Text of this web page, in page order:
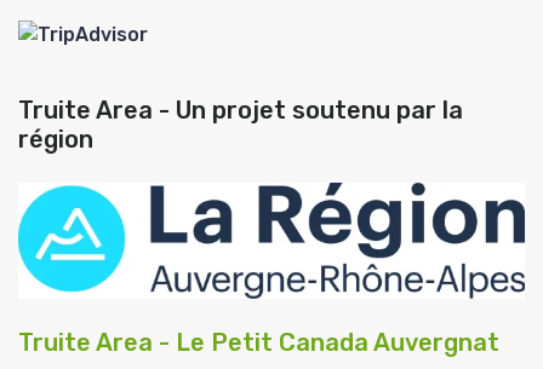
Truite Area - Un projet soutenu par la
région
Truite Area - Le Petit Canada Auvergnat